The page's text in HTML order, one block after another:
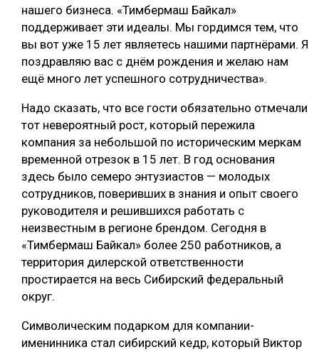
нашего бизнеса. «Тимбермаш Байкал»
поддерживает эти идеалы. Мы гордимся тем, что
вы вот уже 15 лет являетесь нашими партнёрами. Я
поздравляю вас с днём рождения и желаю нам
ещё много лет успешного сотрудничества».
Надо сказать, что все гости обязательно отмечали
тот невероятный рост, который пережила
компания за небольшой по историческим меркам
временной отрезок в 15 лет. В год основания
здесь было семеро энтузиастов — молодых
сотрудников, поверивших в знания и опыт своего
руководителя и решившихся работать с
неизвестным в регионе брендом. Сегодня в
«Тимбермаш Байкал» более 250 работников, а
территория дилерской ответственности
простирается на весь Сибирский федеральный
округ.
Символическим подарком для компании-
именинника стал сибирский кедр, который Виктор